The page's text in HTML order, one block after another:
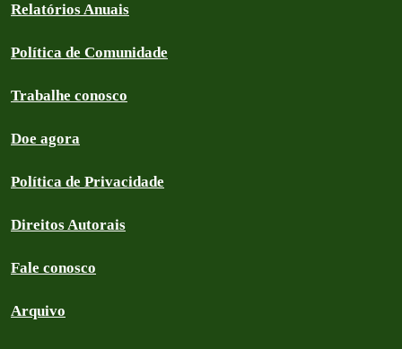
Relatórios Anuais
Política de Comunidade
Trabalhe conosco
Doe agora
Política de Privacidade
Direitos Autorais
Fale conosco
Arquivo